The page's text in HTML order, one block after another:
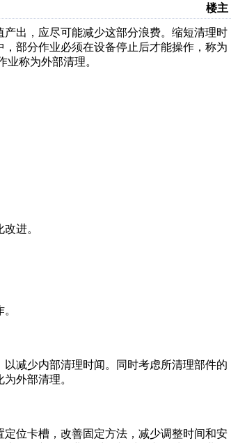
楼主
出，应尽可能减少这部分浪费。缩短清理时
部分作业必须在设备停止后才能操作，称为
称为外部清理。
进。
减少内部清理时闻。同时考虑所清理部件的
外部清理。
位卡槽，改善固定方法，减少调整时间和安